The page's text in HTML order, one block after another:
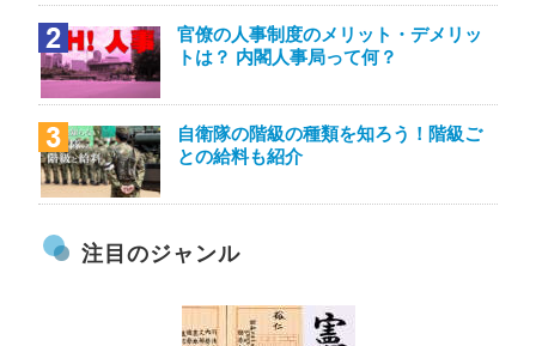
官僚の人事制度のメリット・デメリッ
トは？ 内閣人事局って何？
自衛隊の階級の種類を知ろう！階級ご
との給料も紹介
注目のジャンル